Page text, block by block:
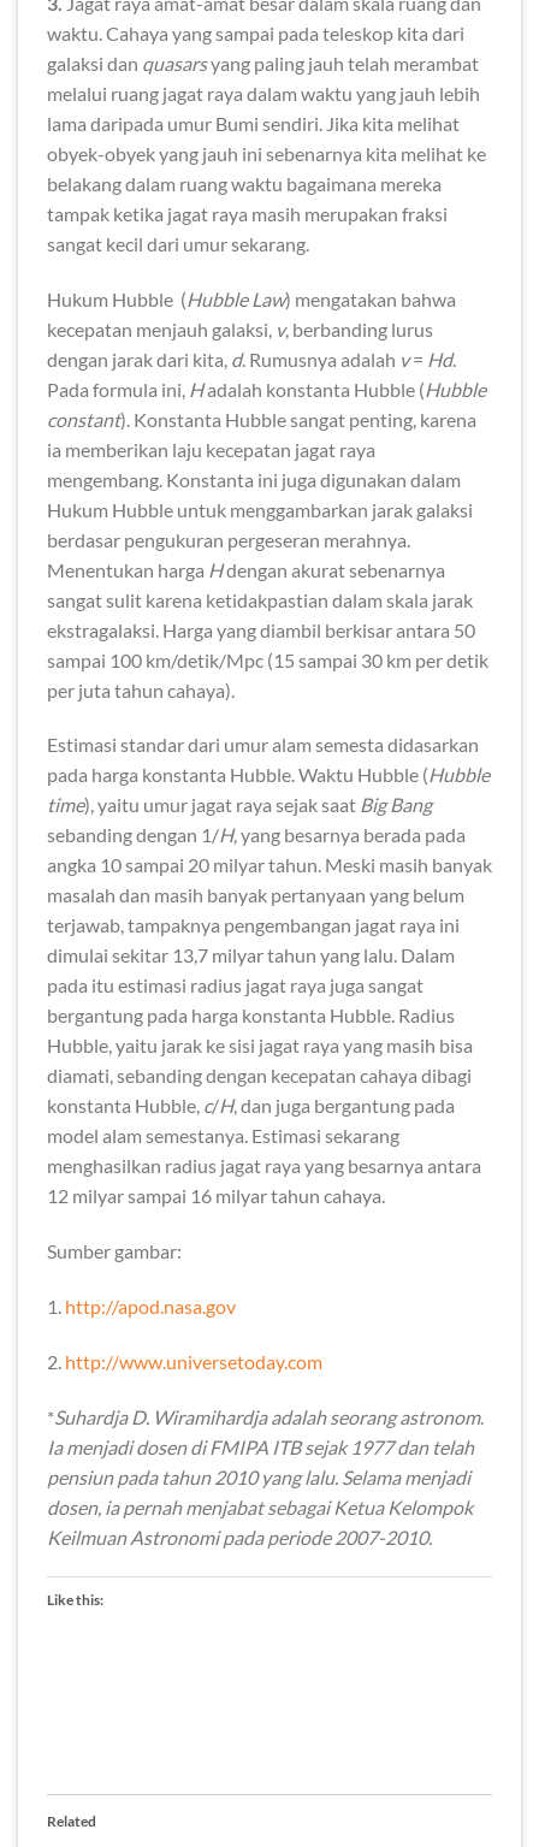
waktu. Cahaya yang sampai pada teleskop kita dari
galaksi dan quasarsyang paling jauh telah merambat
melalui ruang jagat raya dalam waktu yang jauh lebih
lama daripada umur Bumi sendiri. Jika kita melihat
obyek-obyek yang jauh ini sebenarnya kita melihat ke
belakang dalam ruang waktu bagaimana mereka
tampak ketika jagat raya masih merupakan fraksi
sangat kecil dari umur sekarang.
Hukum Hubble (Hubble Law) mengatakan bahwa
kecepatan menjauh galaksi, v, berbanding lurus
dengan jarak dari kita, d. Rumusnya adalah v= Hd.
Pada formula ini, Hadalah konstanta Hubble (Hubble
constant). Konstanta Hubble sangat penting, karena
ia memberikan laju kecepatan jagat raya
mengembang. Konstanta ini juga digunakan dalam
Hukum Hubble untuk menggambarkan jarak galaksi
berdasar pengukuran pergeseran merahnya.
Menentukan harga Hdengan akurat sebenarnya
sangat sulit karena ketidakpastian dalam skala jarak
ekstragalaksi. Harga yang diambil berkisar antara 50
sampai 100 km/detik/Mpc (15 sampai 30 km per detik
per juta tahun cahaya).
Estimasi standar dari umur alam semesta didasarkan
pada harga konstanta Hubble. Waktu Hubble (Hubble
time), yaitu umur jagat raya sejak saat Big Bang
sebanding dengan 1/H, yang besarnya berada pada
angka 10 sampai 20 milyar tahun. Meski masih banyak
masalah dan masih banyak pertanyaan yang belum
terjawab, tampaknya pengembangan jagat raya ini
dimulai sekitar 13,7 milyar tahun yang lalu. Dalam
pada itu estimasi radius jagat raya juga sangat
bergantung pada harga konstanta Hubble. Radius
Hubble, yaitu jarak ke sisi jagat raya yang masih bisa
diamati, sebanding dengan kecepatan cahaya dibagi
konstanta Hubble, c/H, dan juga bergantung pada
model alam semestanya. Estimasi sekarang
menghasilkan radius jagat raya yang besarnya antara
12 milyar sampai 16 milyar tahun cahaya.
Sumber gambar:
1. http://apod.nasa.gov
2. http://www.universetoday.com
*Suhardja D. Wiramihardja adalah seorang astronom.
Ia menjadi dosen di FMIPA ITB sejak 1977 dan telah
pensiun pada tahun 2010 yang lalu. Selama menjadi
dosen, ia pernah menjabat sebagai Ketua Kelompok
Keilmuan Astronomi pada periode 2007-2010.
Like this:
Related